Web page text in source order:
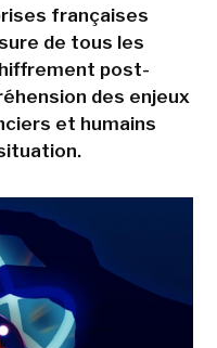
françaises
de tous les
post-
des enjeux
et humains